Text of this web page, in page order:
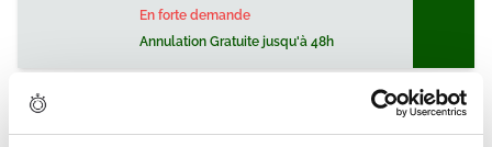
En forte demande
Annulation Gratuite jusqu'à 48h
4 Pl. Scheurer Kestner,